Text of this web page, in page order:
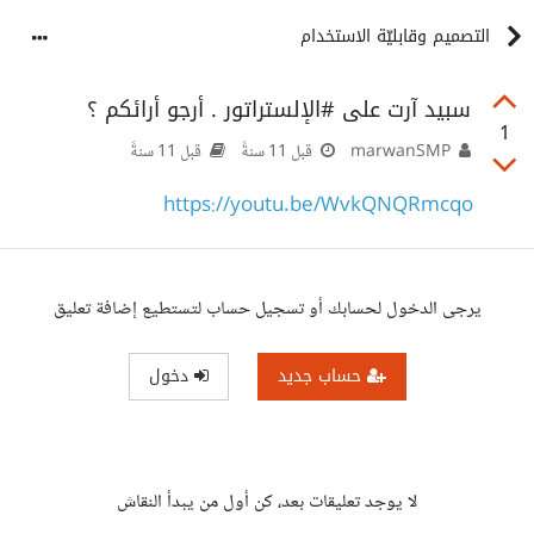
التصميم وقابليّة الاستخدام
1
سبيد آرت على #الإلستراتور . أرجو أرائكم ؟
قبل 11 سنةً قبل 11 سنةً
https://youtu.be/WvkQNQRmcqo
يرجى الدخول لحسابك أو تسجيل حساب لتستطيع إضافة تعليق
حساب جديد دخول
لا يوجد تعليقات بعد، كن أول من يبدأ النقاش